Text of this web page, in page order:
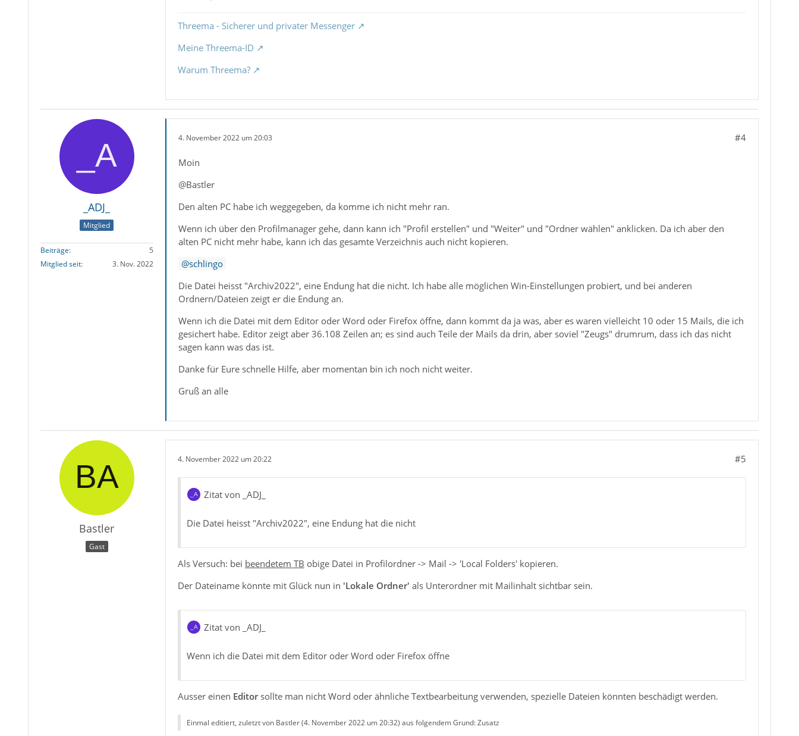
Threema - Sicherer und privater Messenger
Meine Threema-ID
Warum Threema?
_ADJ_
Mitglied
Beiträge
5
Mitglied seit
3. Nov. 2022
4. November 2022 um 20:03 #4
Moin
@Bastler
Den alten PC habe ich weggegeben, da komme ich nicht mehr ran.
Wenn ich über den Profilmanager gehe, dann kann ich "Profil erstellen" und "Weiter" und "Ordner wählen" anklicken. Da ich aber den
alten PC nicht mehr habe, kann ich das gesamte Verzeichnis auch nicht kopieren.
schlingo
Die Datei heisst "Archiv2022", eine Endung hat die nicht. Ich habe alle möglichen Win-Einstellungen probiert, und bei anderen
Ordnern/Dateien zeigt er die Endung an.
Wenn ich die Datei mit dem Editor oder Word oder Firefox öffne, dann kommt da ja was, aber es waren vielleicht 10 oder 15 Mails, die ich
gesichert habe. Editor zeigt aber 36.108 Zeilen an; es sind auch Teile der Mails da drin, aber soviel "Zeugs" drumrum, dass ich das nicht
sagen kann was das ist.
Danke für Eure schnelle Hilfe, aber momentan bin ich noch nicht weiter.
Gruß an alle
Bastler
Gast
4. November 2022 um 20:22 #5
Zitat von _ADJ_
Die Datei heisst "Archiv2022", eine Endung hat die nicht
Als Versuch: bei beendetem TB obige Datei in Profilordner -> Mail -> 'Local Folders' kopieren.
Der Dateiname könnte mit Glück nun in 'Lokale Ordner' als Unterordner mit Mailinhalt sichtbar sein.
Zitat von _ADJ_
Wenn ich die Datei mit dem Editor oder Word oder Firefox öffne
Ausser einen Editorsollte man nicht Word oder ähnliche Textbearbeitung verwenden, spezielle Dateien könnten beschädigt werden.
Einmal editiert, zuletzt von Bastler (4. November 2022 um 20:32) aus folgendem Grund: Zusatz